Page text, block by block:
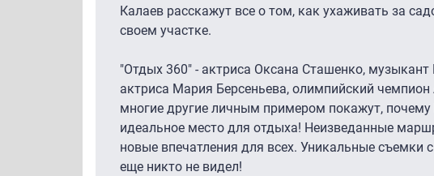
Калаев расскажут все о том, как ухаживать за
своем участке.
"Отдых 360" - актриса Оксана Сташенко,
актриса Мария Берсеньева, олимпийский
многие другие личным примером покажут,
идеальное место для отдыха! Неизведанные
новые впечатления для всех. Уникальные съемки
еще никто не видел!